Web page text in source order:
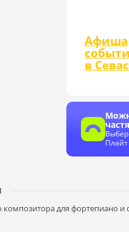
Афиша
в
Плайт
для фортепиано и